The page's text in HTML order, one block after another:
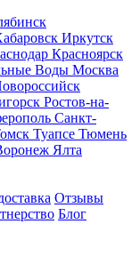
Иркутск
Красноярск
Воды Москва
Ростов-на-
Санкт-
Туапсе Тюмень
Ялта
Отзывы
Блог